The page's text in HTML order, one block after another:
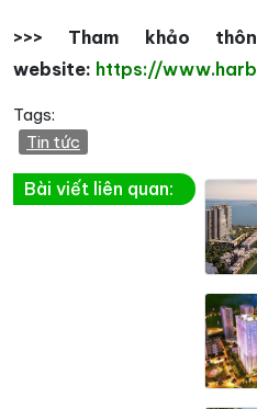
>>> Tham khảo
website: https://
Tags:
Tin tức
Bài viết liên quan: